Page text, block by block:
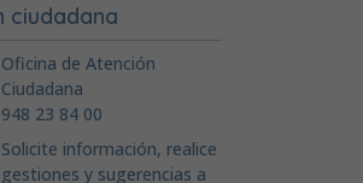
ciudadana
Oficina de Atención
Ciudadana
948 23 84 00
Solicite información, realice
gestiones y sugerencias a